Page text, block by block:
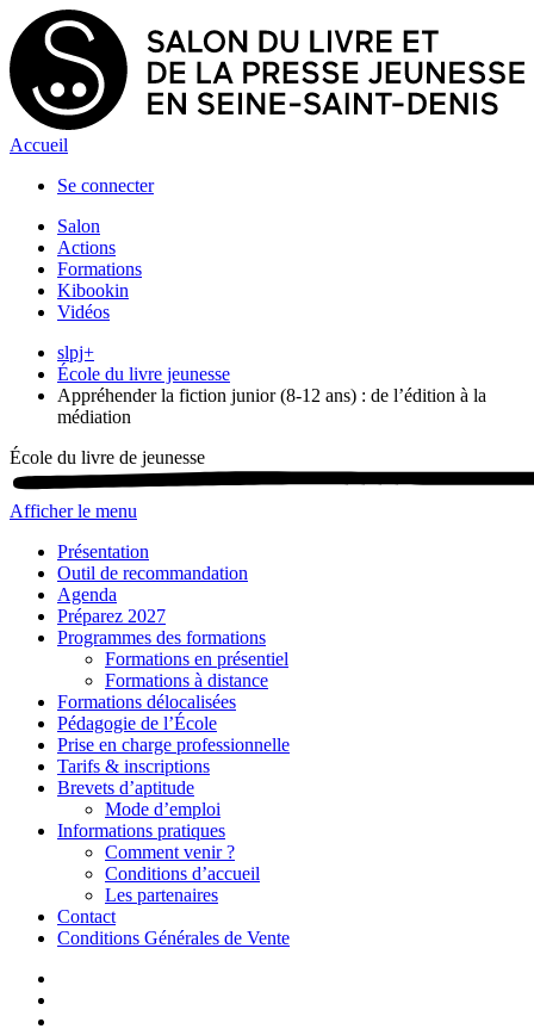
Accueil
Se connecter
Salon
Actions
Formations
Kibookin
Vidéos
slpj+
École du livre jeunesse
Appréhender la fiction junior (8-12 ans) : de l’édition à la
médiation
École du livre de jeunesse
Afficher le menu
Présentation
Outil de recommandation
Agenda
Préparez 2027
Programmes des formations
Formations en présentiel
Formations à distance
Formations délocalisées
Pédagogie de l’École
Prise en charge professionnelle
Tarifs & inscriptions
Brevets d’aptitude
Mode d’emploi
Informations pratiques
Comment venir ?
Conditions d’accueil
Les partenaires
Contact
Conditions Générales de Vente